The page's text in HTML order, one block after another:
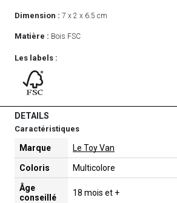
Dimension : 7 x 2 x 6.5 cm
Matière : Bois FSC
Les labels :
DETAILS
Caractéristiques
Marque Le Toy Van
Coloris Multicolore
Âge
conseillé
18 mois et +